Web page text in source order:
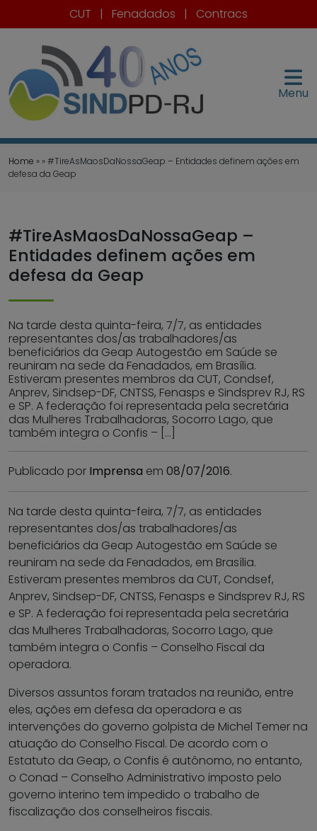
CUT | Fenadados | Contracs
Menu
Home » » #TireAsMaosDaNossaGeap – Entidades definem ações em
defesa da Geap
#TireAsMaosDaNossaGeap –
Entidades definem ações em
defesa da Geap
Na tarde desta quinta-feira, 7/7, as entidades
representantes dos/as trabalhadores/as
beneficiários da Geap Autogestão em Saúde se
reuniram na sede da Fenadados, em Brasília.
Estiveram presentes membros da CUT, Condsef,
Anprev, Sindsep-DF, CNTSS, Fenasps e Sindsprev RJ, RS
e SP. A federação foi representada pela secretária
das Mulheres Trabalhadoras, Socorro Lago, que
também integra o Confis – […]
Publicado por Imprensa em 08/07/2016.
Na tarde desta quinta-feira, 7/7, as entidades
representantes dos/as trabalhadores/as
beneficiários da Geap Autogestão em Saúde se
reuniram na sede da Fenadados, em Brasília.
Estiveram presentes membros da CUT, Condsef,
Anprev, Sindsep-DF, CNTSS, Fenasps e Sindsprev RJ, RS
e SP. A federação foi representada pela secretária
das Mulheres Trabalhadoras, Socorro Lago, que
também integra o Confis – Conselho Fiscal da
operadora.
Diversos assuntos foram tratados na reunião, entre
eles, ações em defesa da operadora e as
intervenções do governo golpista de Michel Temer na
atuação do Conselho Fiscal. De acordo com o
Estatuto da Geap, o Confis é autônomo, no entanto,
o Conad – Conselho Administrativo imposto pelo
governo interino tem impedido o trabalho de
fiscalização dos conselheiros fiscais.